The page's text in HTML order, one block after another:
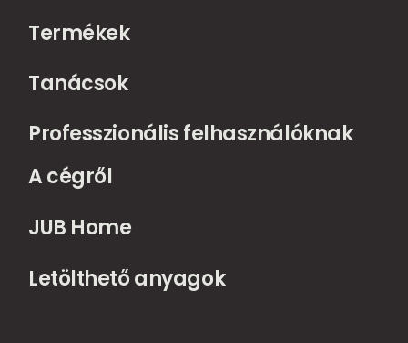
Termékek
Tanácsok
Professzionális felhasználóknak
A cégről
JUB Home
Letölthető anyagok